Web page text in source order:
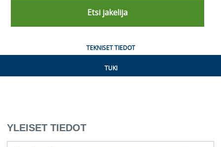
Etsi jakelija
TEKNISET TIEDOT
TUKI
YLEISET TIEDOT